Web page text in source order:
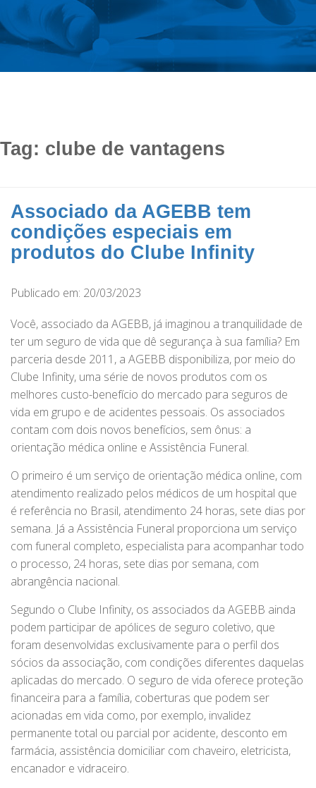
Tag: clube de vantagens
Associado da AGEBB tem
condições especiais em
produtos do Clube Infinity
Publicado em: 20/03/2023
Você, associado da AGEBB, já imaginou a tranquilidade de
ter um seguro de vida que dê segurança à sua família? Em
parceria desde 2011, a AGEBB disponibiliza, por meio do
Clube Infinity, uma série de novos produtos com os
melhores custo-benefício do mercado para seguros de
vida em grupo e de acidentes pessoais. Os associados
contam com dois novos benefícios, sem ônus: a
orientação médica online e Assistência Funeral.
O primeiro é um serviço de orientação médica online, com
atendimento realizado pelos médicos de um hospital que
é referência no Brasil, atendimento 24 horas, sete dias por
semana. Já a Assistência Funeral proporciona um serviço
com funeral completo, especialista para acompanhar todo
o processo, 24 horas, sete dias por semana, com
abrangência nacional.
Segundo o Clube Infinity, os associados da AGEBB ainda
podem participar de apólices de seguro coletivo, que
foram desenvolvidas exclusivamente para o perfil dos
sócios da associação, com condições diferentes daquelas
aplicadas do mercado. O seguro de vida oferece proteção
financeira para a família, coberturas que podem ser
acionadas em vida como, por exemplo, invalidez
permanente total ou parcial por acidente, desconto em
farmácia, assistência domiciliar com chaveiro, eletricista,
encanador e vidraceiro.